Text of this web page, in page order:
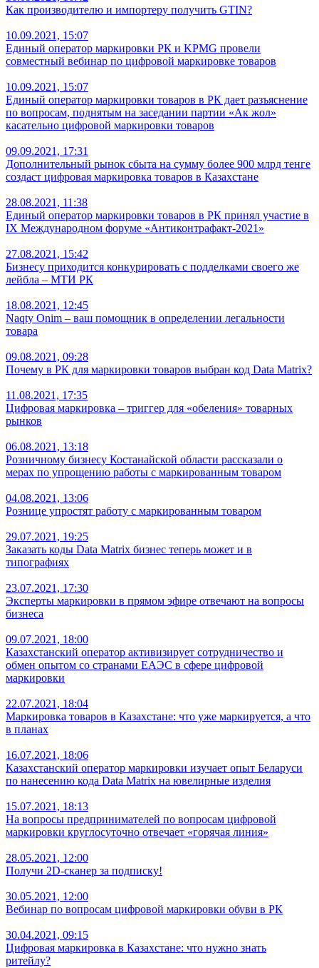
Как производителю и импортеру получить GTIN?
10.09.2021, 15:07
Единый оператор маркировки РК и KPMG провели
совместный вебинар по цифровой маркировке товаров
10.09.2021, 15:07
Единый оператор маркировки товаров в РК дает разъяснение
по вопросам, поднятым на заседании партии «Ак жол»
касательно цифровой маркировки товаров
09.09.2021, 17:31
Дополнительный рынок сбыта на сумму более 900 млрд тенге
создаст цифровая маркировка товаров в Казахстане
28.08.2021, 11:38
Единый оператор маркировки товаров в РК принял участие в
IX Международном форуме «Антиконтрафакт-2021»
27.08.2021, 15:42
Бизнесу приходится конкурировать с подделками своего же
лейбла – МТИ РК
18.08.2021, 12:45
Naqty Onim – ваш помощник в определении легальности
товара
09.08.2021, 09:28
Почему в РК для маркировки товаров выбран код Data Matrix?
11.08.2021, 17:35
Цифровая маркировка – триггер для «обеления» товарных
рынков
06.08.2021, 13:18
Розничному бизнесу Костанайской области рассказали о
мерах по упрощению работы с маркированным товаром
04.08.2021, 13:06
Рознице упростят работу с маркированным товаром
29.07.2021, 19:25
Заказать коды Data Matrix бизнес теперь может и в
типографиях
23.07.2021, 17:30
Эксперты маркировки в прямом эфире отвечают на вопросы
бизнеса
09.07.2021, 18:00
Казахстанский оператор активизирует сотрудничество и
обмен опытом со странами ЕАЭС в сфере цифровой
маркировки
22.07.2021, 18:04
Маркировка товаров в Казахстане: что уже маркируется, а что
в планах
16.07.2021, 18:06
Казахстанский оператор маркировки изучает опыт Беларуси
по нанесению кода Data Matrix на ювелирные изделия
15.07.2021, 18:13
На вопросы предпринимателей по вопросам цифровой
маркировки круглосуточно отвечает «горячая линия»
28.05.2021, 12:00
Получи 2D-сканер за подписку!
30.05.2021, 12:00
Вебинар по вопросам цифровой маркировки обуви в РК
30.04.2021, 09:15
Цифровая маркировка в Казахстане: что нужно знать
ритейлу?